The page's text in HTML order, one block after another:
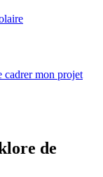
cadrer mon projet
de